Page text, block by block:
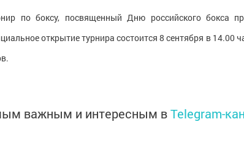
по боксу, посвященный Дню российского бокса
открытие турнира состоится 8 сентября в 14.00
важным и интересным вTelegram-